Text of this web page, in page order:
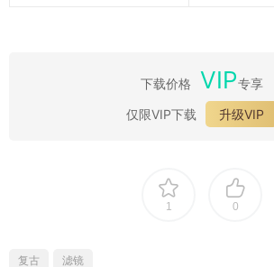
下载价格 VIP专享
仅限VIP下载
升级VIP
1 0
复古 滤镜